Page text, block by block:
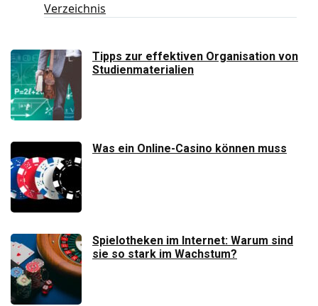
Verzeichnis
Tipps zur effektiven Organisation von
Studienmaterialien
Was ein Online-Casino können muss
Spielotheken im Internet: Warum sind
sie so stark im Wachstum?